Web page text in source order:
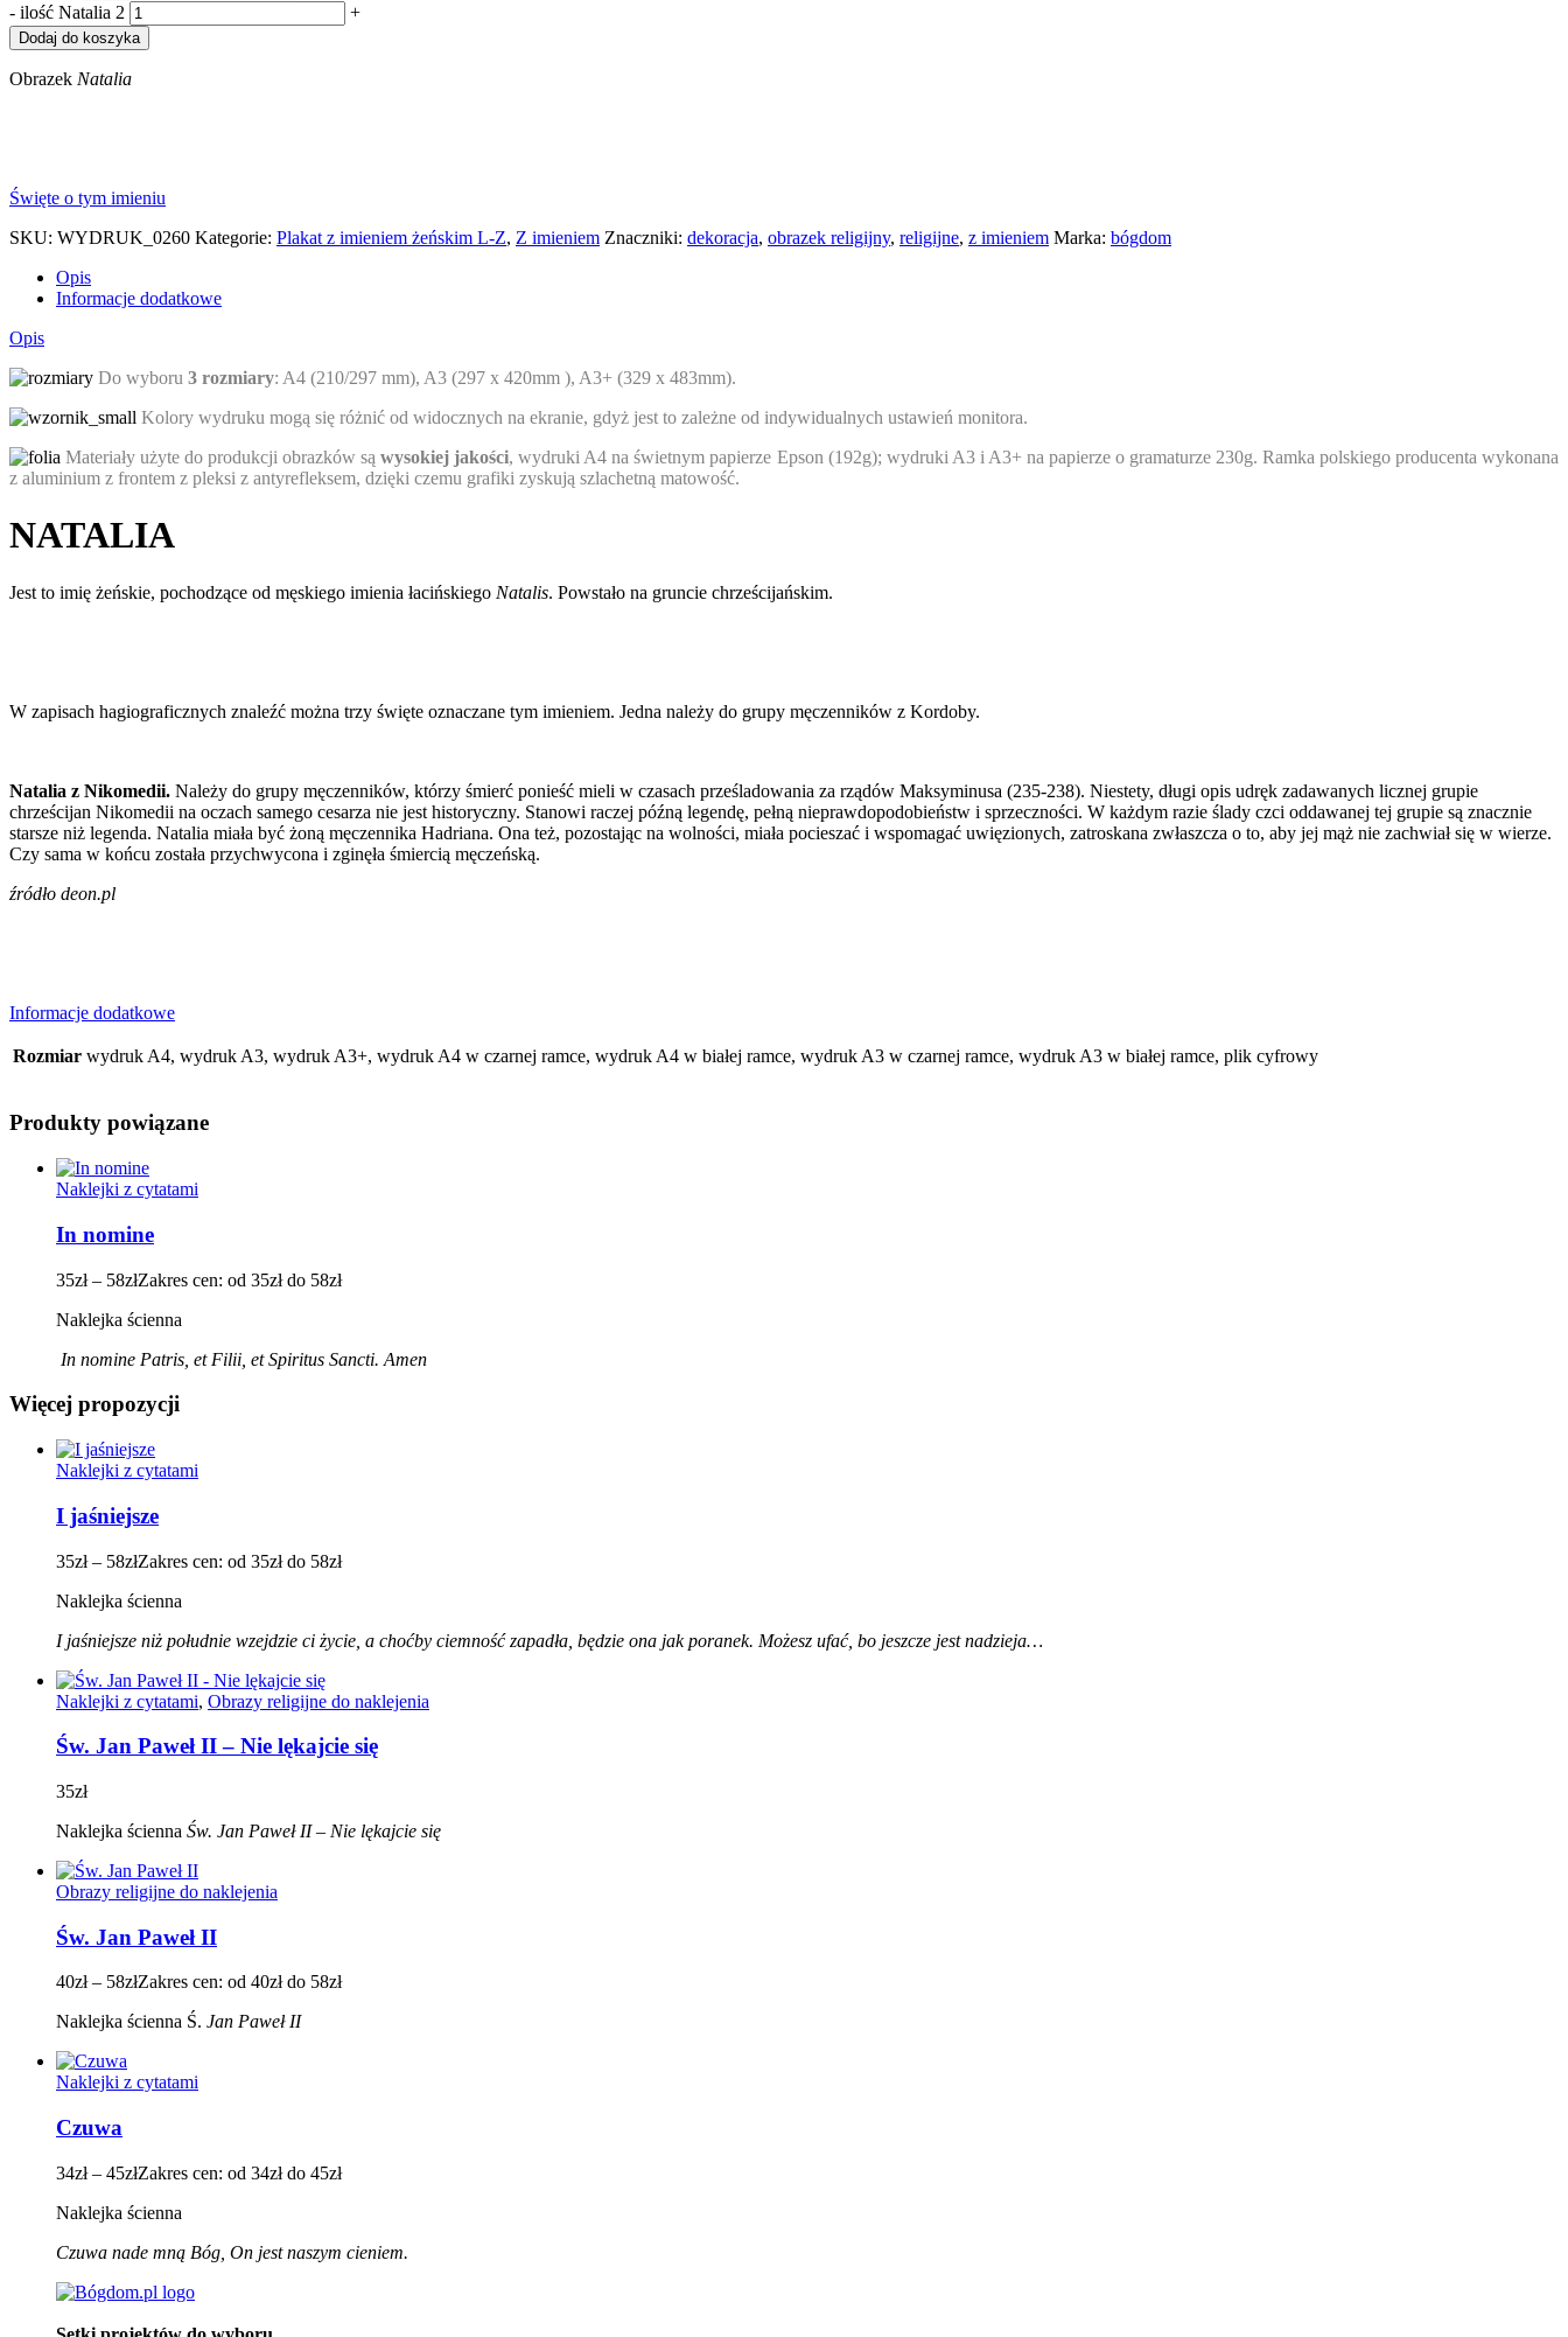
- ilość Natalia 2 +
Dodaj do koszyka
Obrazek Natalia
Święte o tym imieniu
SKU: WYDRUK_0260 Kategorie: Plakat z imieniem żeńskim L-Z, Z imieniem Znaczniki: dekoracja, obrazek religijny, religijne, z imieniem Marka: bógdom
Opis
Informacje dodatkowe
Opis
Do wyboru 3 rozmiary: A4 (210/297 mm), A3 (297 x 420mm ), A3+ (329 x 483mm).
Kolory wydruku mogą się różnić od widocznych na ekranie, gdyż jest to zależne od indywidualnych ustawień monitora.
Materiały użyte do produkcji obrazków sąwysokiej jakości, wydruki A4 na świetnym papierze Epson (192g); wydruki A3 i A3+ na papierze o gramaturze 230g. Ramka polskiego producenta wykonana
z aluminium z frontem z pleksi z antyrefleksem, dzięki czemu grafiki zyskują szlachetną matowość.
NATALIA
Jest to imię żeńskie, pochodzące od męskiego imienia łacińskiego Natalis. Powstało na gruncie chrześcijańskim.
W zapisach hagiograficznych znaleźć można trzy święte oznaczane tym imieniem. Jedna należy do grupy męczenników z Kordoby.
Natalia z Nikomedii. Należy do grupy męczenników, którzy śmierć ponieść mieli w czasach prześladowania za rządów Maksyminusa (235-238). Niestety, długi opis udręk zadawanych licznej grupie
chrześcijan Nikomedii na oczach samego cesarza nie jest historyczny. Stanowi raczej późną legendę, pełną nieprawdopodobieństw i sprzeczności. W każdym razie ślady czci oddawanej tej grupie są znacznie
starsze niż legenda. Natalia miała być żoną męczennika Hadriana. Ona też, pozostając na wolności, miała pocieszać i wspomagać uwięzionych, zatroskana zwłaszcza o to, aby jej mąż nie zachwiał się w wierze.
Czy sama w końcu została przychwycona i zginęła śmiercią męczeńską.
źródło deon.pl
Informacje dodatkowe
Rozmiar wydruk A4, wydruk A3, wydruk A3+, wydruk A4 w czarnej ramce, wydruk A4 w białej ramce, wydruk A3 w czarnej ramce, wydruk A3 w białej ramce, plik cyfrowy
Produkty powiązane
Naklejki z cytatami
In nomine
35zł – 58złZakres cen: od 35zł do 58zł
Naklejka ścienna
In nomine Patris, et Filii, et Spiritus Sancti. Amen
Więcej propozycji
Naklejki z cytatami
I jaśniejsze
35zł – 58złZakres cen: od 35zł do 58zł
Naklejka ścienna
I jaśniejsze niż południe wzejdzie ci życie , a choćby ciemność zapadła, będzie ona jak poranek. Możesz ufać, bo jeszcze jest nadzieja…
Naklejki z cytatami, Obrazy religijne do naklejenia
Św. Jan Paweł II – Nie lękajcie się
35zł
Naklejka ścienna Św. Jan Paweł II – Nie lękajcie się
Obrazy religijne do naklejenia
Św. Jan Paweł II
40zł – 58złZakres cen: od 40zł do 58zł
Naklejka ścienna Ś. Jan Paweł II
Naklejki z cytatami
Czuwa
34zł – 45złZakres cen: od 34zł do 45zł
Naklejka ścienna
Czuwa nade mną Bóg, On jest naszym cieniem.